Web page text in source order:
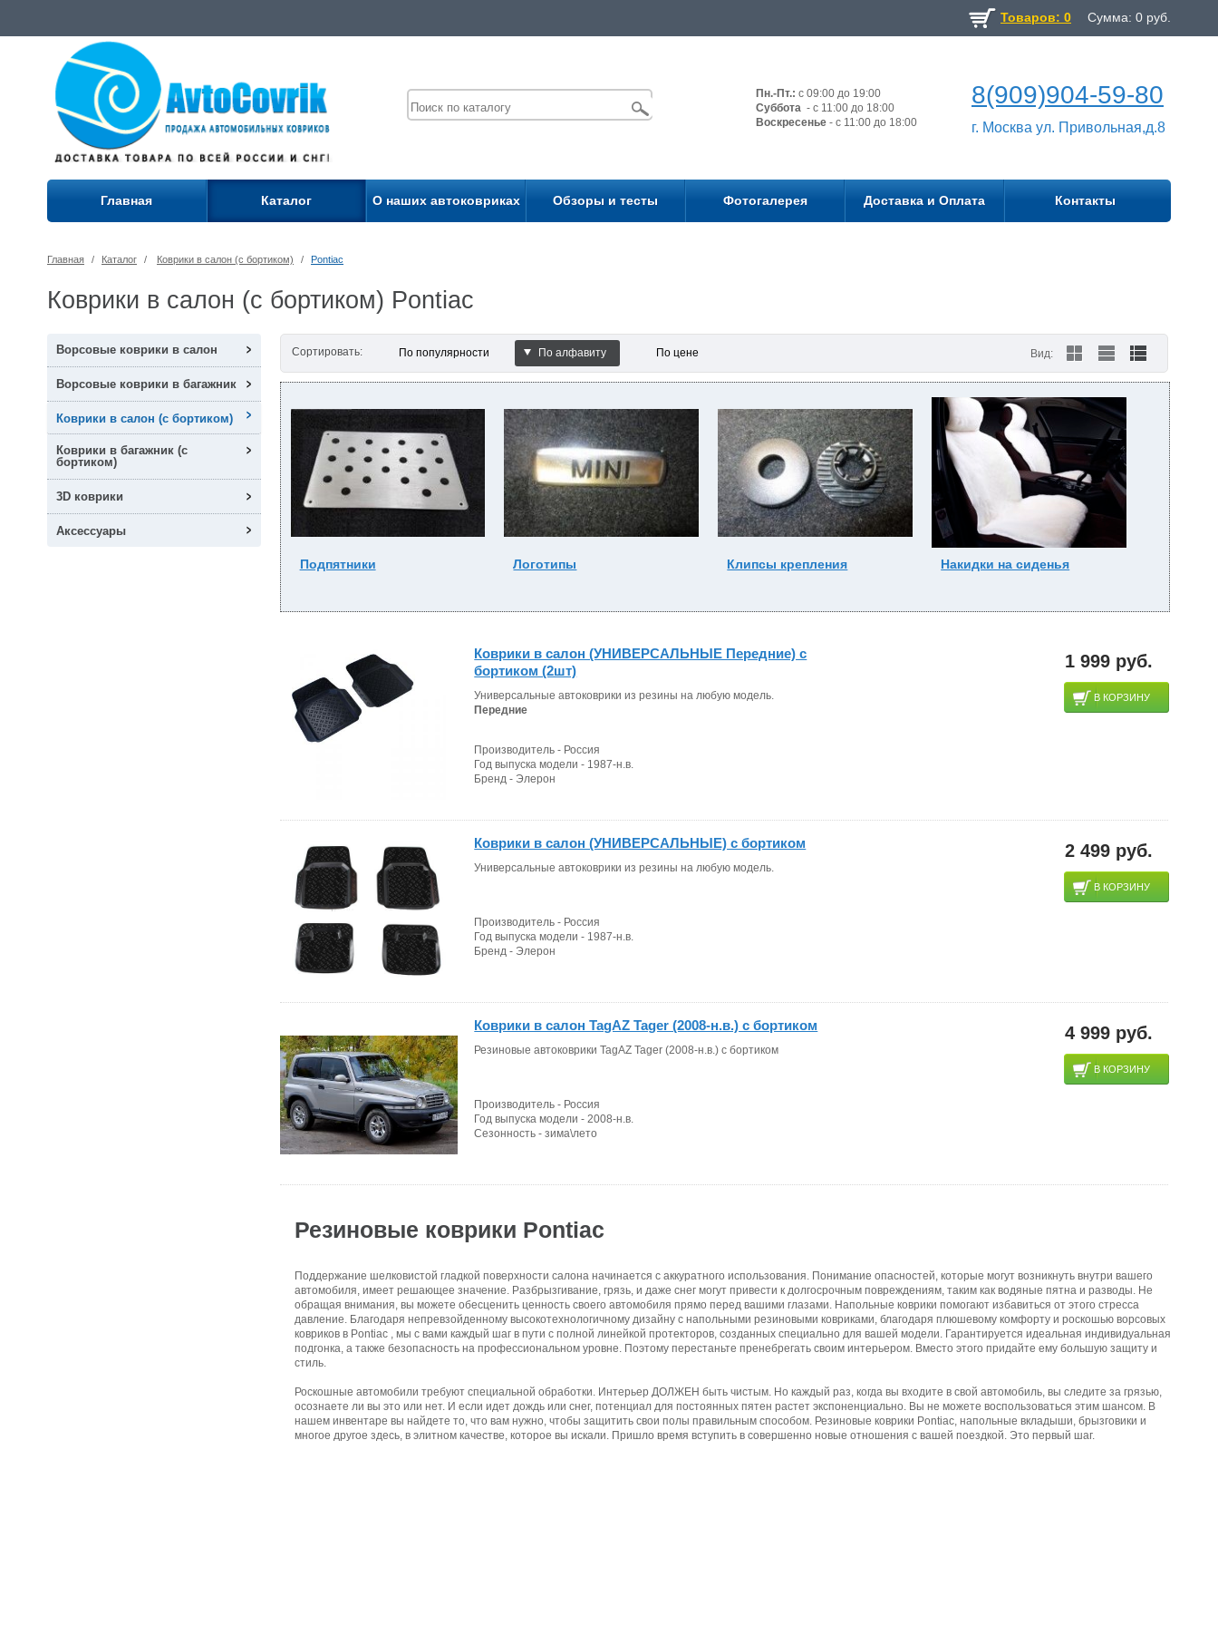
Товаров: 0 Сумма: 0 руб.
Пн.-Пт.: с 09:00 до 19:00
Суббота - с 11:00 до 18:00
Воскресенье - с 11:00 до 18:00
8(909)904-59-80
г. Москва ул. Привольная,д.8
Главная Каталог О наших автоковриках Обзоры и тесты Фотогалерея Доставка и Оплата Контакты
Главная / Каталог / Коврики в салон (с бортиком) / Pontiac
Коврики в салон (с бортиком) Pontiac
Ворсовые коврики в салон
Ворсовые коврики в багажник
Коврики в салон (с бортиком)
Коврики в багажник (с
бортиком)
3D коврики
Аксессуары
Сортировать: По популярности По алфавиту По цене Вид:
Подпятники Логотипы Клипсы крепления Накидки на сиденья
Коврики в салон (УНИВЕРСАЛЬНЫЕ Передние) с
бортиком (2шт)
Универсальные автоковрики из резины на любую модель.
Передние
Производитель - Россия
Год выпуска модели - 1987-н.в.
Бренд - Элерон
Кол-во элементов - 2
Бортик, мм - 30
1 999 руб.
В КОРЗИНУ
Коврики в салон (УНИВЕРСАЛЬНЫЕ) с бортиком
Универсальные автоковрики из резины на любую модель.
Производитель - Россия
Год выпуска модели - 1987-н.в.
Бренд - Элерон
2 499 руб.
В КОРЗИНУ
Коврики в салон TagAZ Tager (2008-н.в.) с бортиком
Резиновые автоковрики TagAZ Tager (2008-н.в.) с бортиком
Производитель - Россия
Год выпуска модели - 2008-н.в.
Сезонность - зима\лето
4 999 руб.
В КОРЗИНУ
Резиновые коврики Pontiac
Поддержание шелковистой гладкой поверхности салона начинается с аккуратного использования. Понимание опасностей, которые могут возникнуть внутри вашего
автомобиля, имеет решающее значение. Разбрызгивание, грязь, и даже снег могут привести к долгосрочным повреждениям, таким как водяные пятна и разводы. Не
обращая внимания, вы можете обесценить ценность своего автомобиля прямо перед вашими глазами. Напольные коврики помогают избавиться от этого стресса
давление. Благодаря непревзойденному высокотехнологичному дизайну с напольными резиновыми ковриками, благодаря плюшевому комфорту и роскошью ворсовых
ковриков в Pontiac , мы с вами каждый шаг в пути с полной линейкой протекторов, созданных специально для вашей модели. Гарантируется идеальная индивидуальная
подгонка, а также безопасность на профессиональном уровне. Поэтому перестаньте пренебрегать своим интерьером. Вместо этого придайте ему большую защиту и
стиль.
Роскошные автомобили требуют специальной обработки. Интерьер ДОЛЖЕН быть чистым. Но каждый раз, когда вы входите в свой автомобиль, вы следите за грязью,
осознаете ли вы это или нет. И если идет дождь или снег, потенциал для постоянных пятен растет экспоненциально. Вы не можете воспользоваться этим шансом. В
нашем инвентаре вы найдете то, что вам нужно, чтобы защитить свои полы правильным способом. Резиновые коврики Pontiac, напольные вкладыши, брызговики и
многое другое здесь, в элитном качестве, которое вы искали. Пришло время вступить в совершенно новые отношения с вашей поездкой. Это первый шаг.